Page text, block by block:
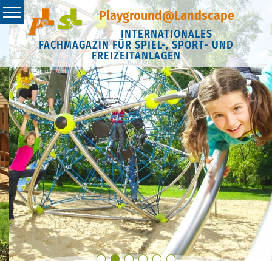
Playground@Landscape
INTERNATIONALES
FACHMAGAZIN FÜR SPIEL-, SPORT- UND
FREIZEITANLAGEN